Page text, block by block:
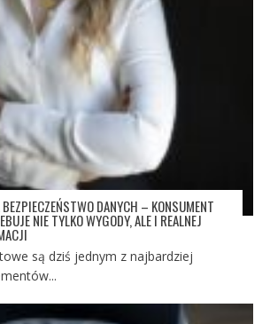
DANYCH – KONSUMENT
NIE TYLKO WYGODY, ALE I REALNEJ
są dziś jednym z najbardziej